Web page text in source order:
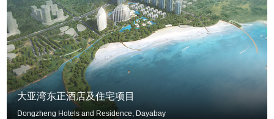
大亚湾东正酒店及住宅项目
Dongzheng Hotels and Residence, Dayabay